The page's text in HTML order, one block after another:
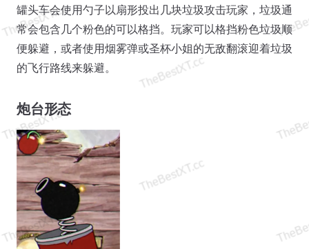
罐头车会使用勺子以扇形投出几块垃圾攻击玩家，垃圾通
常会包含几个粉色的可以格挡。玩家可以格挡粉色垃圾顺
便躲避，或者使用烟雾弹或圣杯小姐的无敌翻滚迎着垃圾
的飞行路线来躲避。
炮台形态